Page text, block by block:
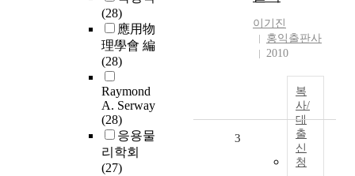
(28)
應用物
理學會 編
(28)
Raymond
A. Serway
(28)
응용물
리학회
(27)
이기진
홍익출판사
2010
복
사/
대
출
신
청
3